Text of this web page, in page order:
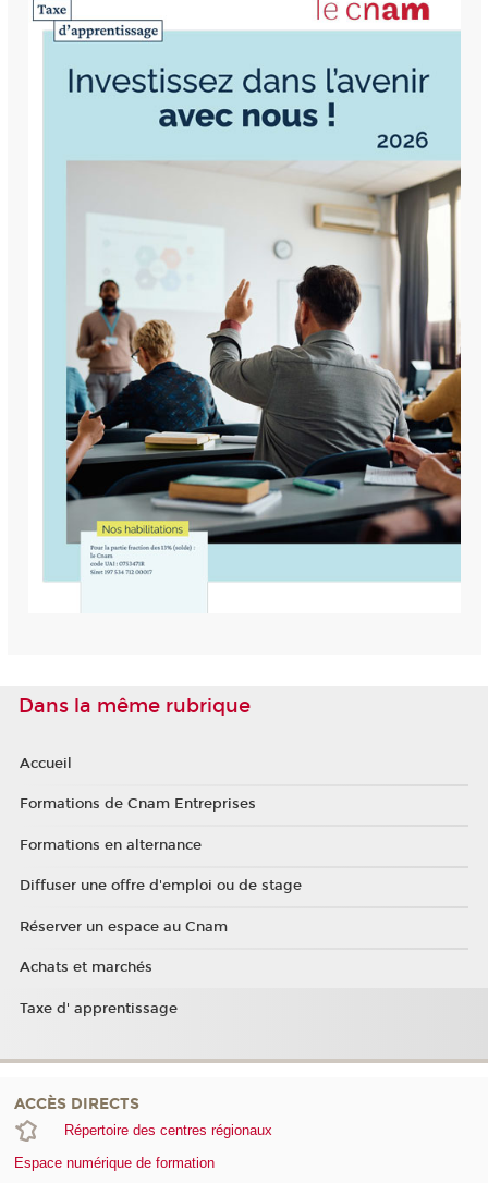
Dans la même rubrique
Accueil
Formations de Cnam Entreprises
Formations en alternance
Diffuser une offre d'emploi ou de stage
Réserver un espace au Cnam
Achats et marchés
Taxe d' apprentissage
ACCÈS DIRECTS
Répertoire des centres régionaux
Espace numérique de formation